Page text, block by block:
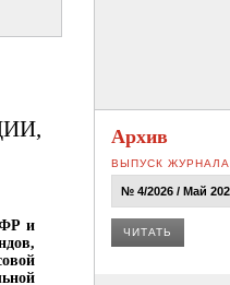
и
Архив
ВЫПУСК ЖУРНАЛА
ЧИТАТЬ